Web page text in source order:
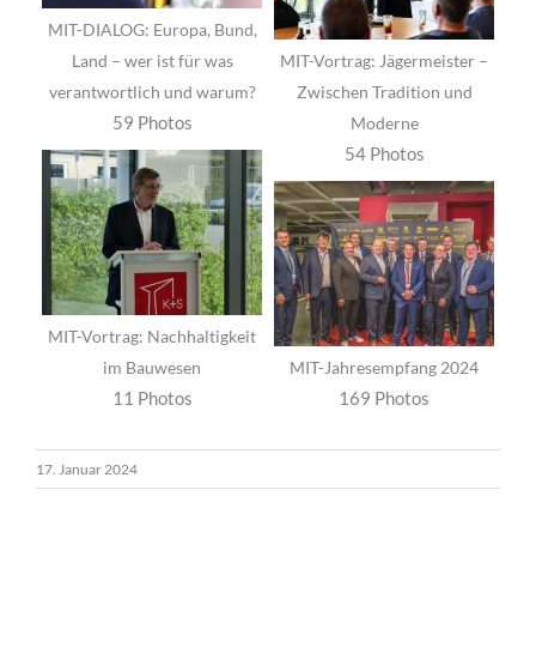
MIT-DIALOG: Europa, Bund,
Land – wer ist für was
verantwortlich und warum?
59 Photos
MIT-Vortrag: Jägermeister –
Zwischen Tradition und
Moderne
54 Photos
MIT-Vortrag: Nachhaltigkeit
im Bauwesen
11 Photos
MIT-Jahresempfang 2024
169 Photos
17. Januar 2024